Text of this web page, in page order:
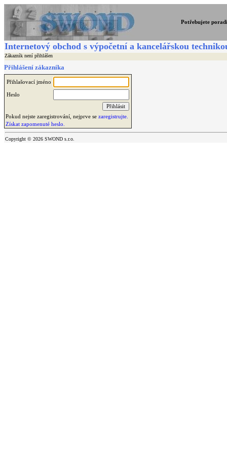
Potřebujete
Internetový obchod s výpočetní a kancelářskou
Zákazník není přihlášen
Přihlášení zákazníka
Přihlašovací jméno
Heslo
Pokud nejste zaregistrování, nejprve se zaregistrujte.
Získat zapomenuté heslo.
Copyright © 2026 SWOND s.r.o.